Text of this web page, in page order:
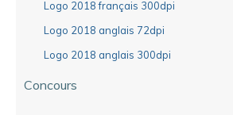
Logo 2018 français 300dpi
Logo 2018 anglais 72dpi
Logo 2018 anglais 300dpi
Concours